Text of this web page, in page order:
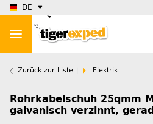
DE
Zurück zur Liste Elektrik
Rohrkabelschuh 25qmm
galvanisch verzinnt,